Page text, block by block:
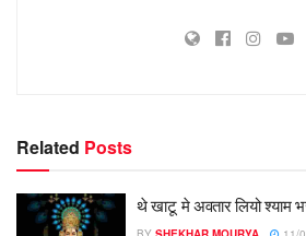
Related Posts
थे खाटू मे अवतार लियो श्याम